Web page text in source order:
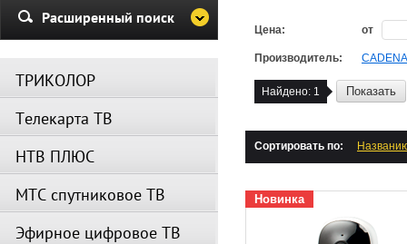
период не производить поиск
каналов и не перезагружать
спутниковое оборудование.
Вещание телеканалов и
сервисов возобновится
профилактических работ.
Цена: от
Производитель: CADENA
Найдено: 1 Показать
Сортировать по:
Новинка
Расширенный поиск
ТРИКОЛОР
Телекарта ТВ
НТВ ПЛЮС
МТС спутниковое ТВ
Эфирное цифровое ТВ